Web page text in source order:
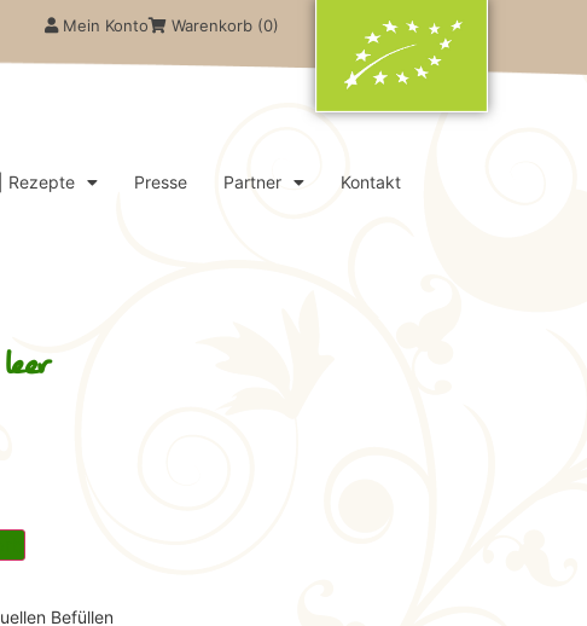
Warenkorb (0)
Mein Konto
Rezepte Presse Partner Kontakt
Befüllen